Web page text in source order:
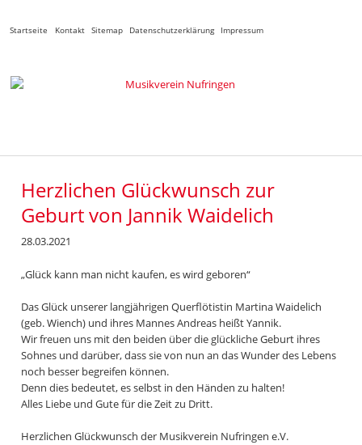
Navigation
Startseite Kontakt Sitemap Datenschutzerklärung Impressum
Herzlichen Glückwunsch zur
Geburt von Jannik Waidelich
28.03.2021
„Glück kann man nicht kaufen, es wird geboren“
Das Glück unserer langjährigen Querflötistin Martina Waidelich
(geb. Wiench) und ihres Mannes Andreas heißt Yannik.
Wir freuen uns mit den beiden über die glückliche Geburt ihres
Sohnes und darüber, dass sie von nun an das Wunder des Lebens
noch besser begreifen können.
Denn dies bedeutet, es selbst in den Händen zu halten!
Alles Liebe und Gute für die Zeit zu Dritt.
Herzlichen Glückwunsch der Musikverein Nufringen e.V.